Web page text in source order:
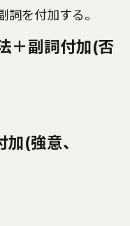
を付加する。
＋副詞付加(否
(強意、